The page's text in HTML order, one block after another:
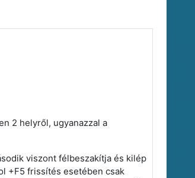
2 helyről, ugyanazzal a
viszont félbeszakítja és kilép
+F5 frissítés esetében csak